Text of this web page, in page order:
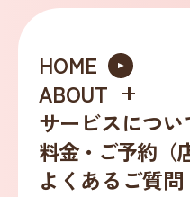
HOME
ABOUT
サービスについ
料金・ご予約（
よくあるご質問